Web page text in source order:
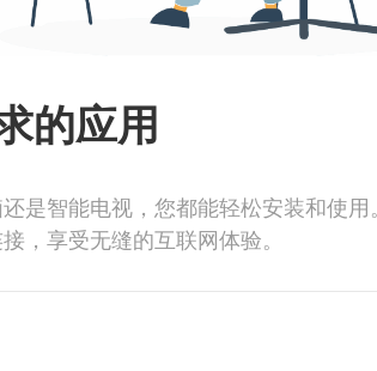
的应用
是智能电视，您都能轻松安装和使用。
，享受无缝的互联网体验。